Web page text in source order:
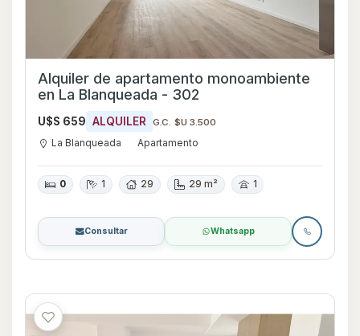
Alquiler de apartamento monoambiente
en La Blanqueada - 302
U$S 659 ALQUILER G.C. $U 3.500
La Blanqueada Apartamento
0 1 29 29 m² 1
Consultar Whatsapp